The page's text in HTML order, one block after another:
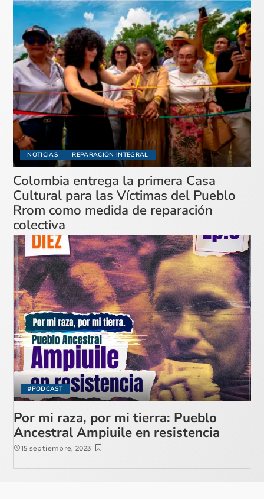
NOTICIAS REPARACIÓN INTEGRAL
Colombia entrega la primera Casa
Cultural para las Víctimas del Pueblo
Rrom como medida de reparación
colectiva
#PODCAST
Por mi raza, por mi tierra: Pueblo
Ancestral Ampiuile en resistencia
15 septiembre, 2023